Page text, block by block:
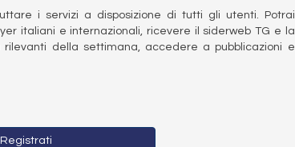
i servizi a disposizione di tutti gli utenti. Potrai
italiani e internazionali, ricevere il siderweb TG e la
della settimana, accedere a pubblicazioni e
Registrati